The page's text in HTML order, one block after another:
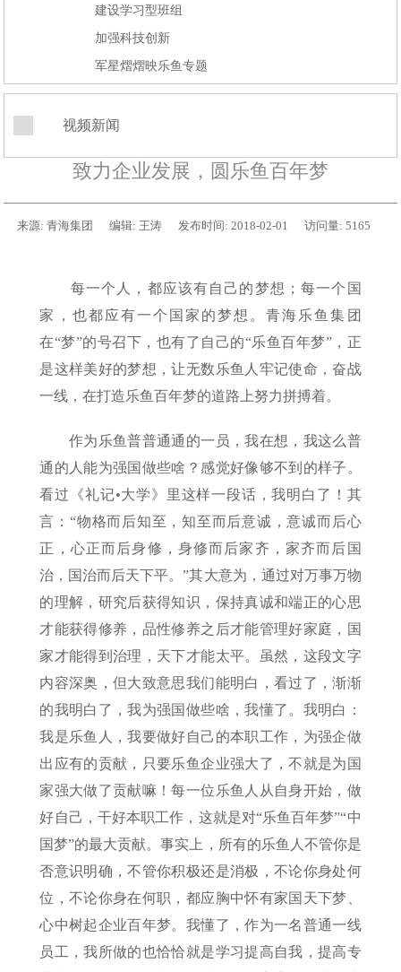
建设学习型班组
加强科技创新
军星熠熠映乐鱼专题
视频新闻
致力企业发展，圆乐鱼百年梦
来源: 青海集团 编辑: 王涛 发布时间: 2018-02-01 访问量: 5165
每一个人，都应该有自己的梦想；每一个国
家，也都应有一个国家的梦想。青海乐鱼集团
在“梦”的号召下，也有了自己的“乐鱼百年梦”，正
是这样美好的梦想，让无数乐鱼人牢记使命，奋战
一线，在打造乐鱼百年梦的道路上努力拼搏着。
作为乐鱼普普通通的一员，我在想，我这么普
通的人能为强国做些啥？感觉好像够不到的样子。
看过《礼记•大学》里这样一段话，我明白了！其
言：“物格而后知至，知至而后意诚，意诚而后心
正，心正而后身修，身修而后家齐，家齐而后国
治，国治而后天下平。”其大意为，通过对万事万物
的理解，研究后获得知识，保持真诚和端正的心思
才能获得修养，品性修养之后才能管理好家庭，国
家才能得到治理，天下才能太平。虽然，这段文字
内容深奥，但大致意思我们能明白，看过了，渐渐
的我明白了，我为强国做些啥，我懂了。我明白：
我是乐鱼人，我要做好自己的本职工作，为强企做
出应有的贡献，只要乐鱼企业强大了，不就是为国
家强大做了贡献嘛！每一位乐鱼人从自身开始，做
好自己，干好本职工作，这就是对“乐鱼百年梦”“中
国梦”的最大贡献。事实上，所有的乐鱼人不管你是
否意识明确，不管你积极还是消极，不论你身处何
位，不论你身在何职，都应胸中怀有家国天下梦、
心中树起企业百年梦。我懂了，作为一名普通一线
员工，我所做的也恰恰就是学习提高自我，提高专